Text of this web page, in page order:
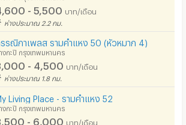
- 5,500 บาท/เดือน
ห่างประมาณ 2.2 กม.
รณิกาเพลส รามคำแหง 50 (หัวหมาก 4)
งกะปิ กรุงเทพมหานคร
- 4,500 บาท/เดือน
ห่างประมาณ 1.8 กม.
Living Place - รามคำแหง 52
งกะปิ กรุงเทพมหานคร
- 6,000 บาท/เดือน